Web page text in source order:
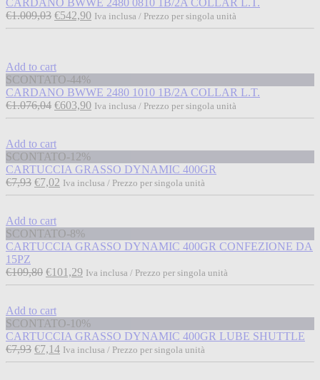
€1.009,03 €542,90 Iva inclusa / Prezzo per singola unità
Add to cart
SCONTATO-44%
CARDANO BWWE 2480 1010 1B/2A COLLAR L.T.
€1.076,04 €603,90 Iva inclusa / Prezzo per singola unità
Add to cart
SCONTATO-12%
CARTUCCIA GRASSO DYNAMIC 400GR
€7,93 €7,02 Iva inclusa / Prezzo per singola unità
Add to cart
SCONTATO-8%
CARTUCCIA GRASSO DYNAMIC 400GR CONFEZIONE DA
15PZ
€109,80 €101,29 Iva inclusa / Prezzo per singola unità
Add to cart
SCONTATO-10%
CARTUCCIA GRASSO DYNAMIC 400GR LUBE SHUTTLE
€7,93 €7,14 Iva inclusa / Prezzo per singola unità